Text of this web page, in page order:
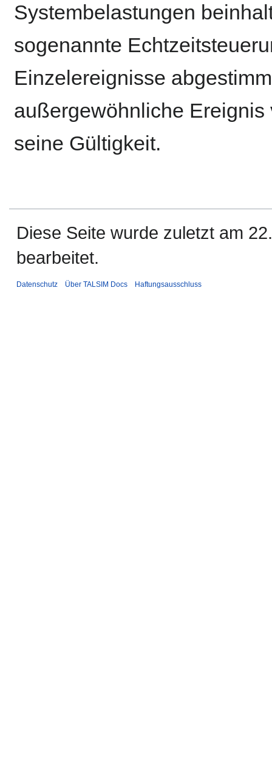
Systembelastungen
sogenannte
Einzelereignisse
außergewöhnliche
seine Gültigkeit.
Diese Seite wurde zuletzt am
bearbeitet.
Datenschutz Über TALSIM Docs Haftungsausschluss